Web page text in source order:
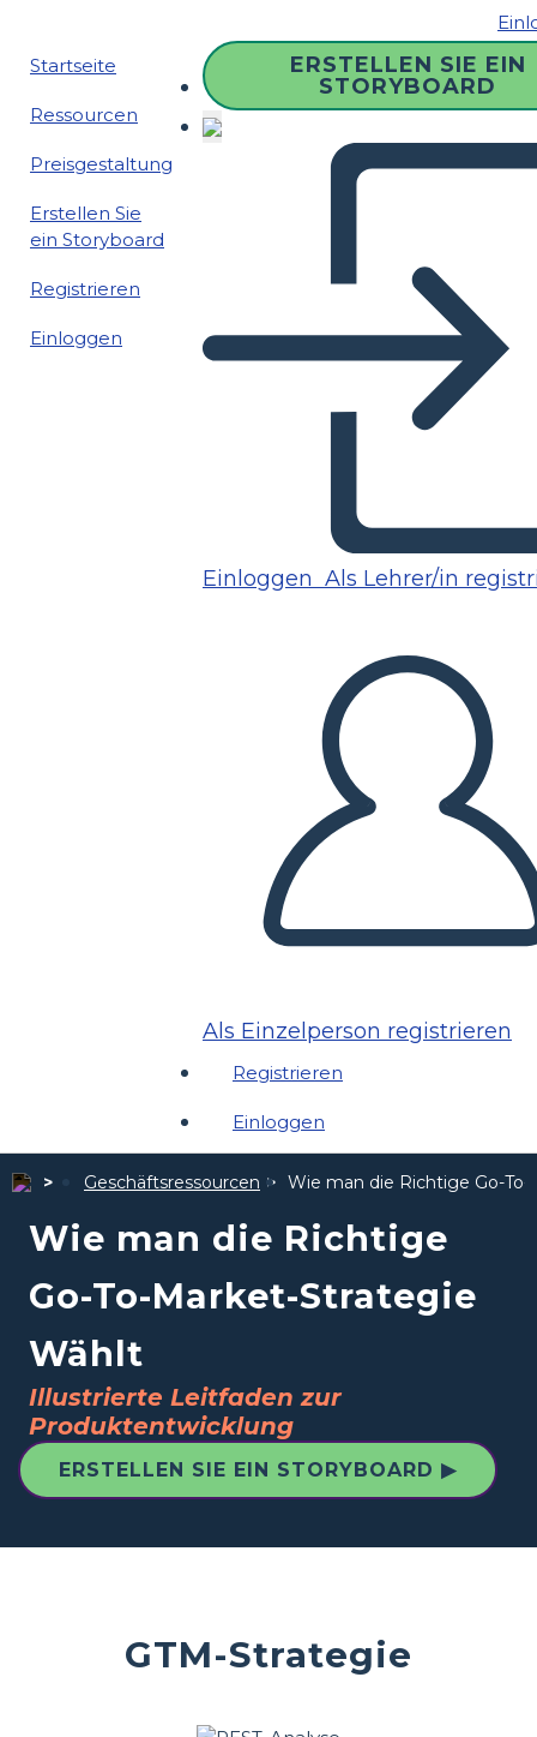
Startseite
Ressourcen
Preisgestaltung
Erstellen Sie
ein Storyboard
Registrieren
Einloggen
ERSTELLEN SIE EIN
STORYBOARD
Einloggen Als Lehrer/in
Als Einzelperson registrieren
Registrieren
Einloggen
Geschäftsressourcen Wie man die Richtige Go-
Wie man die Richtige
Go-To-Market-Strategie
Wählt
Illustrierte Leitfaden zur
Produktentwicklung
ERSTELLEN SIE EIN STORYBOARD ▶
GTM-Strategie